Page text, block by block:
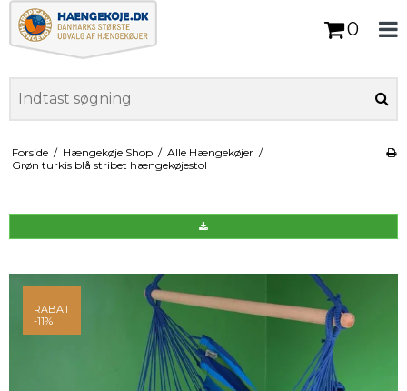
0
Forside / Hængekøje Shop / Alle Hængekøjer /
Grøn turkis blå stribet hængekøjestol
RABAT
-11%